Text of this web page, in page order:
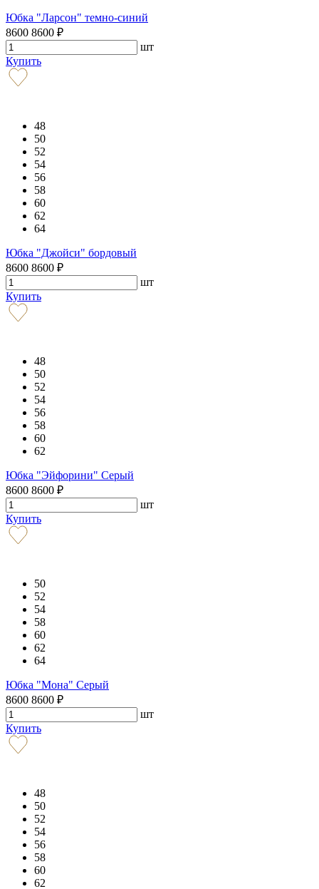
Юбка "Ларсон" темно-синий
8600 8600 ₽
шт
Купить
48
50
52
54
56
58
60
62
64
Юбка "Джойси" бордовый
8600 8600 ₽
шт
Купить
48
50
52
54
56
58
60
62
Юбка "Эйфорини" Серый
8600 8600 ₽
шт
Купить
50
52
54
58
60
62
64
Юбка "Мона" Серый
8600 8600 ₽
шт
Купить
48
50
52
54
56
58
60
62